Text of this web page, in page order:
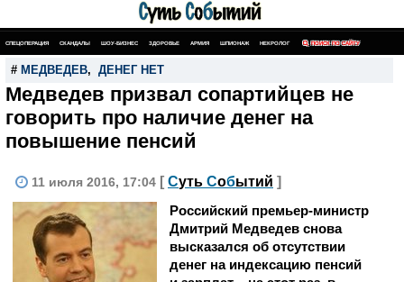
СПЕЦОПЕРАЦИЯ СКАНДАЛЫ ШОУ-БИЗНЕС ЗДОРОВЬЕ АРМИЯ ШПИОНАЖ НЕКРОЛОГ ПОИСК ПО САЙТУ
# МЕДВЕДЕВ, ДЕНЕГ НЕТ
Медведев призвал сопартийцев не
говорить про наличие денег на
повышение пенсий
11 июля 2016, 17:04 [ Суть Событий ]
Российский премьер-министр
Дмитрий Медведев снова
высказался об отсутствии
денег на индексацию пенсий